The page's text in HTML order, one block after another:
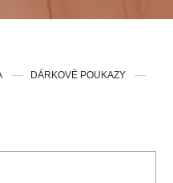
DÁRKOVÉ POUKAZY